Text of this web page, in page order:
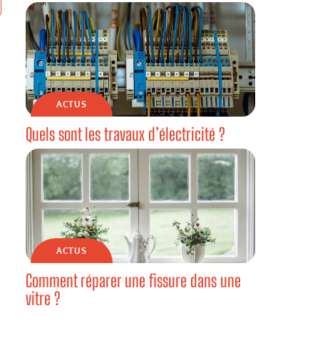
ACTUS
Quels sont les travaux d’électricité ?
ACTUS
Comment réparer une fissure dans une
vitre ?